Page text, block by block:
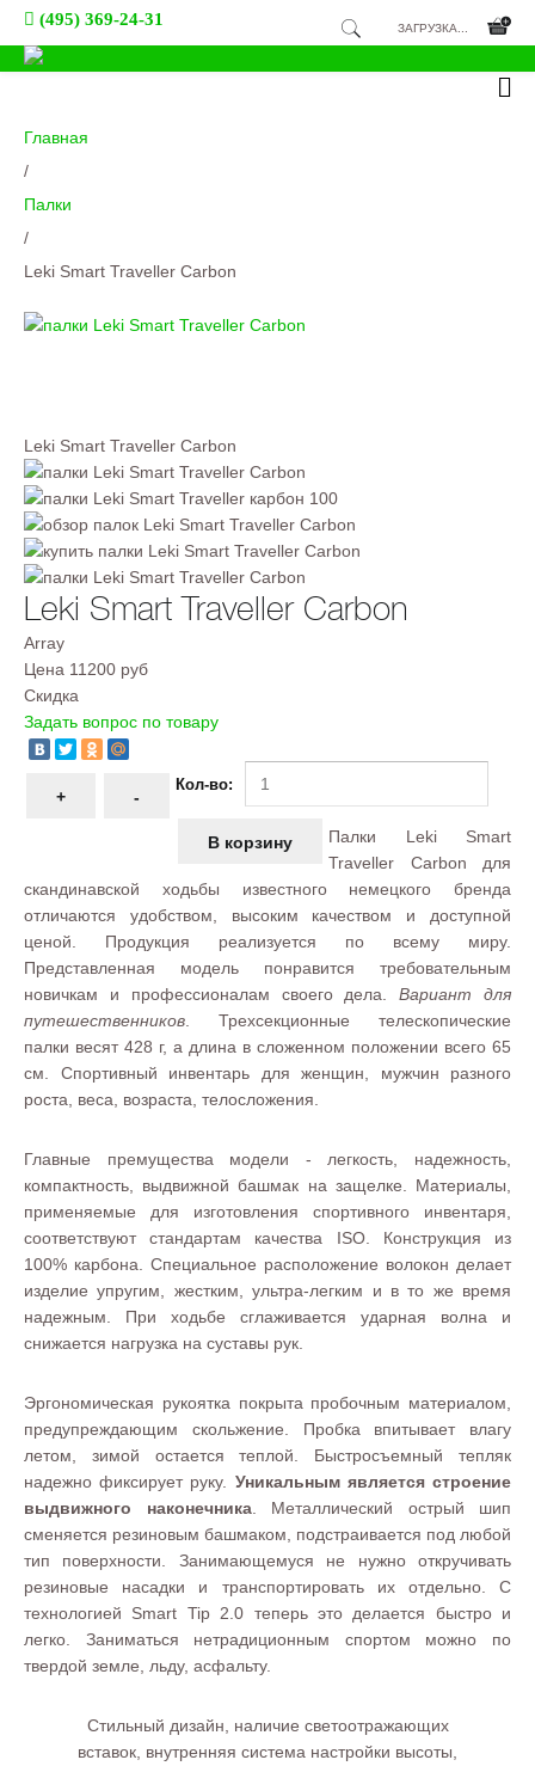
(495) 369-24-31 ЗАГРУЗКА...
Главная
/
Палки
/
Leki Smart Traveller Carbon
Leki Smart Traveller Carbon
Leki Smart Traveller Carbon
Array
Цена 11200 руб
Скидка
Задать вопрос по товару
Кол-во:
Палки Leki Smart
Traveller Carbon для
скандинавской ходьбы известного немецкого бренда
отличаются удобством, высоким качеством и доступной
ценой. Продукция реализуется по всему миру.
Представленная модель понравится требовательным
новичкам и профессионалам своего дела.Вариант для
путешественников . Трехсекционные телескопические
палки весят 428 г, а длина в сложенном положении всего 65
см. Спортивный инвентарь для женщин, мужчин разного
роста, веса, возраста, телосложения.
Главные премущества модели - легкость, надежность,
компактность, выдвижной башмак на защелке. Материалы,
применяемые для изготовления спортивного инвентаря,
соответствуют стандартам качества ISO. Конструкция из
100% карбона. Специальное расположение волокон делает
изделие упругим, жестким, ультра-легким и в то же время
надежным. При ходьбе сглаживается ударная волна и
снижается нагрузка на суставы рук.
Эргономическая рукоятка покрыта пробочным материалом,
предупреждающим скольжение. Пробка впитывает влагу
летом, зимой остается теплой. Быстросъемный тепляк
надежно фиксирует руку. Уникальным является строение
выдвижного наконечника. Металлический острый шип
сменяется резиновым башмаком, подстраивается под любой
тип поверхности. Занимающемуся не нужно откручивать
резиновые насадки и транспортировать их отдельно. С
технологией Smart Tip 2.0 теперь это делается быстро и
легко. Заниматься нетрадиционным спортом можно по
твердой земле, льду, асфальту.
Стильный дизайн, наличие светоотражающих
вставок, внутренняя система настройки высоты,